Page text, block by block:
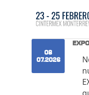
08
07.2026